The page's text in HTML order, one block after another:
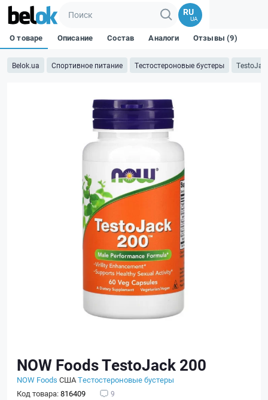
RU
UA
Belok.ua Спортивное питание Тестостероновые бустеры
О товаре Описание Состав Аналоги Отзывы (9)
NOW Foods TestoJack 200
NOW Foods СШАТестостероновые бустеры
Код товара:816409 9